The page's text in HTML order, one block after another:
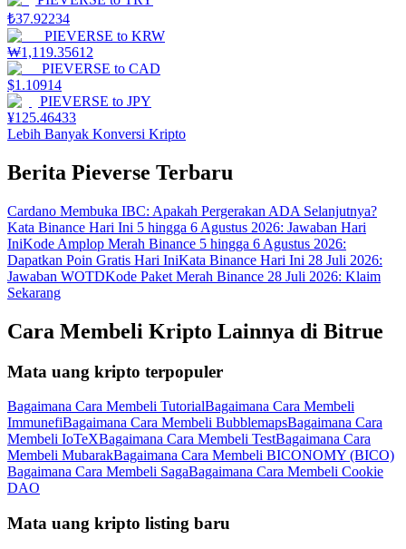
₺37.92234
PIEVERSE to KRW
₩1,119.35612
PIEVERSE to CAD
$1.10914
PIEVERSE to JPY
¥125.46433
Lebih Banyak Konversi Kripto
Berita Pieverse Terbaru
Cardano Membuka IBC: Apakah Pergerakan ADA Selanjutnya?
Kata Binance Hari Ini 5 hingga 6 Agustus 2026: Jawaban Hari
IniKode Amplop Merah Binance 5 hingga 6 Agustus 2026:
Dapatkan Poin Gratis Hari IniKata Binance Hari Ini 28 Juli 2026:
Jawaban WOTDKode Paket Merah Binance 28 Juli 2026: Klaim
Sekarang
Cara Membeli Kripto Lainnya di Bitrue
Mata uang kripto terpopuler
Bagaimana Cara Membeli TutorialBagaimana Cara Membeli
ImmunefiBagaimana Cara Membeli BubblemapsBagaimana Cara
Membeli IoTeXBagaimana Cara Membeli TestBagaimana Cara
Membeli MubarakBagaimana Cara Membeli BICONOMY (BICO)
Bagaimana Cara Membeli SagaBagaimana Cara Membeli Cookie
DAO
Mata uang kripto listing baru